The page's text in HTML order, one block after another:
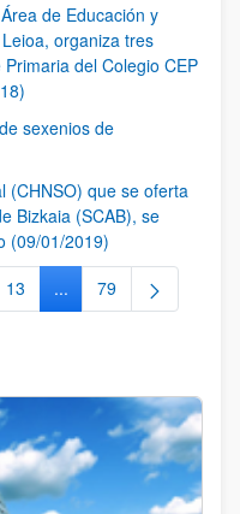
de Educación y
organiza tres
del Colegio CEP
sexenios de
(CHNSO) que se oferta
Bizkaia (SCAB), se
(09/01/2019)
Use TAB para desplazarse.
Página
13 ...Páginas intermedias
Página
79